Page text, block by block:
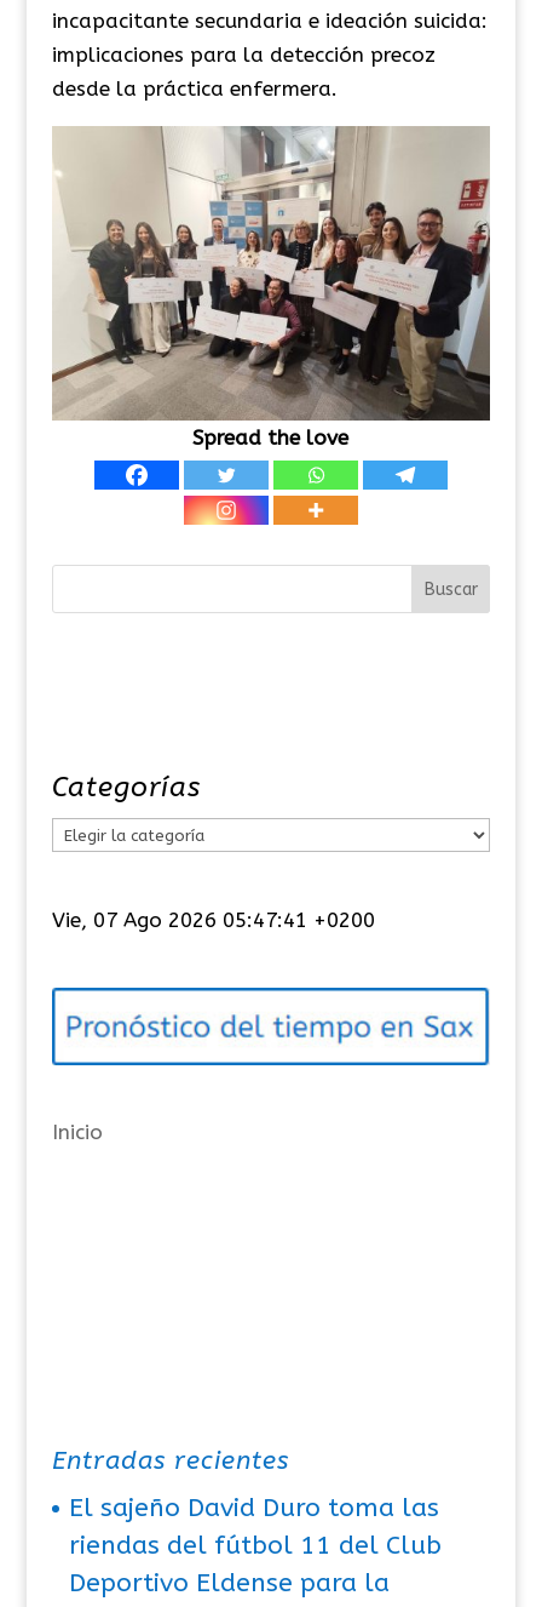
incapacitante secundaria e ideación suicida:
implicaciones para la detección precoz
desde la práctica enfermera.
Spread the love
Categorías
e
o
í
s
Vie, 07 Ago 2026 05:47:41 +0200
Inicio
Entradas recientes
El sajeño David Duro toma las
riendas del fútbol 11 del Club
Deportivo Eldense para la